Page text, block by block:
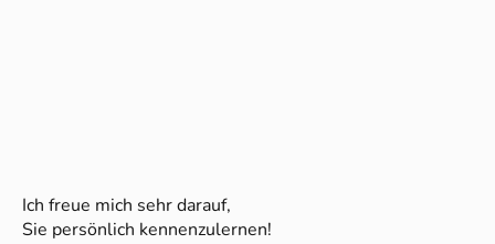
Ich freue mich sehr darauf,
Sie persönlich kennenzulernen!